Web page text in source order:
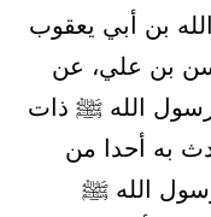
بن أبي يعقوب
بن علي، عن
رسول الله ﷺ ذات
به أحدا من
الله ﷺ